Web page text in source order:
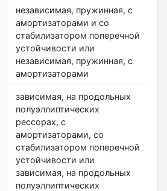
независимая, пружинная, с
амортизаторами и со
стабилизатором поперечной
устойчивости или
независимая, пружинная, с
амортизаторами
зависимая, на продольных
полуэллиптических
рессорах, с
амортизаторами, со
стабилизатором поперечной
устойчивости или
зависимая, на продольных
полуэллиптических